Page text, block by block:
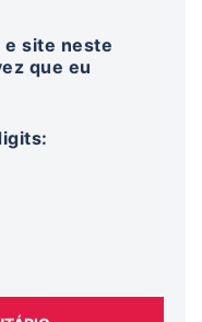
e site neste
que eu